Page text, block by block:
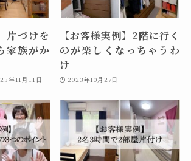
片づけを
家族がか
年11月11日
【お客様実例】2階に行く
のが楽しくなっちゃうわ
け
2023年10月27日